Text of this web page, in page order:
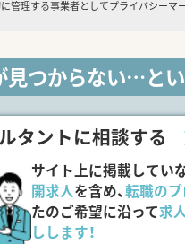
管理する事業者としてプライバシーマ
見つからない…と
タントに相談する
サイト上に掲載してい
開求人を含め、転職の
たのご希望に沿って求
しします！